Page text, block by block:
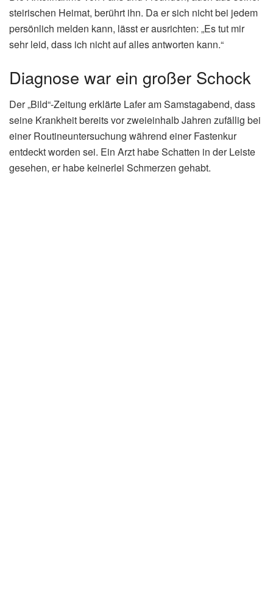
steirischen Heimat, berührt ihn. Da er sich nicht bei jedem
persönlich melden kann, lässt er ausrichten: „Es tut mir
sehr leid, dass ich nicht auf alles antworten kann.“
Diagnose war ein großer Schock
Der „Bild“-Zeitung erklärte Lafer am Samstagabend, dass
seine Krankheit bereits vor zweieinhalb Jahren zufällig bei
einer Routineuntersuchung während einer Fastenkur
entdeckt worden sei. Ein Arzt habe Schatten in der Leiste
gesehen, er habe keinerlei Schmerzen gehabt.